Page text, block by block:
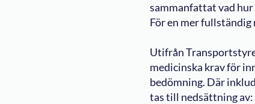
sammanfattat vad
För en mer
Utifrån
medicinska krav för
bedömning. Där
tas till nedsättning av: